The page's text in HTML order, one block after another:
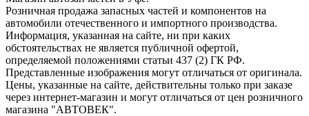
Розничная продажа запасных частей и компонентов на
автомобили отечественного и импортного производства.
Информация, указанная на сайте, ни при каких
обстоятельствах не является публичной офертой,
определяемой положениями статьи 437 (2) ГК РФ.
Представленные изображения могут отличаться от оригинала.
Цены, указанные на сайте, действительны только при заказе
через интернет-магазин и могут отличаться от цен розничного
магазина "АВТОВЕК".